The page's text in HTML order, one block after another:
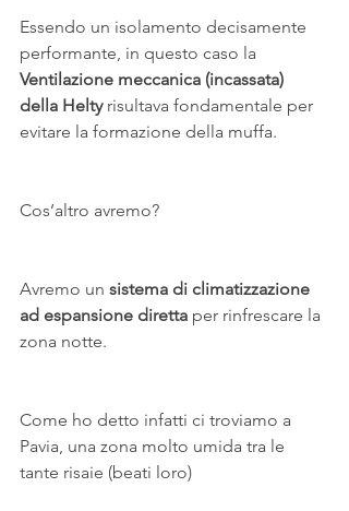
Essendo un isolamento decisamente
performante, in questo caso la
Ventilazione meccanica (incassata)
della Helty risultava fondamentale per
evitare la formazione della muffa.
Cos’altro avremo?
Avremo un sistema di climatizzazione
ad espansione diretta per rinfrescare la
zona notte.
Come ho detto infatti ci troviamo a
Pavia, una zona molto umida tra le
tante risaie (beati loro)